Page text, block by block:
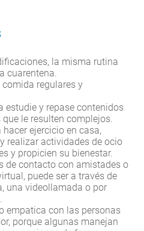
la misma rutina
cuarentena.
regulares y
estudie y repase contenidos
le resulten complejos.
ejercicio en casa,
realizar actividades de ocio
y propicien su bienestar.
de contacto con amistades o
puede ser a través de
una videollamada o por
empatica con las personas
porque algunas manejan